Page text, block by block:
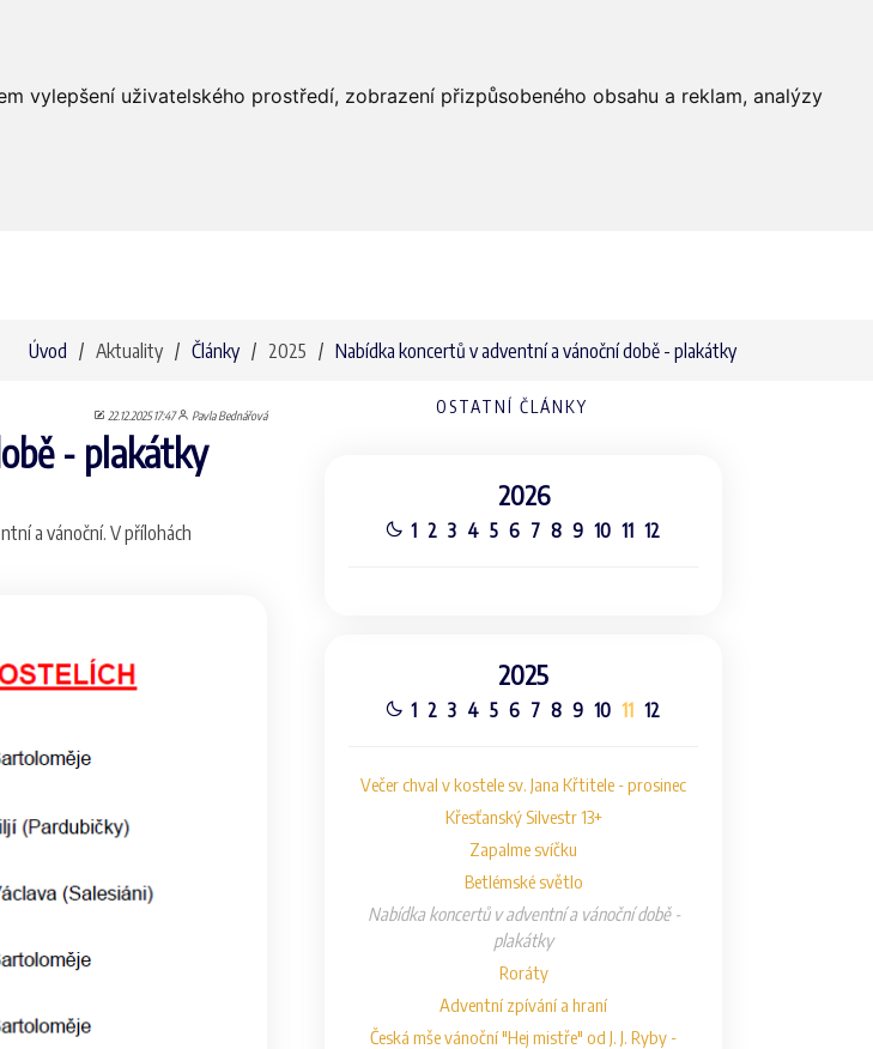
vylepšení uživatelského prostředí, zobrazení přizpůsobeného obsahu a reklam, analýzy
Úvod Aktuality Články 2025 Nabídka koncertů v adventní a vánoční době - plakátky
22.12.2025 17:47 Pavla Bednářová
- plakátky
a vánoční. V přílohách
OSTATNÍ ČLÁNKY
2026
1 2 3 4 5 6 7 8 9 10 11 12
2025
1 2 3 4 5 6 7 8 9 10 11 12
Večer chval v kostele sv. Jana Křtitele - prosinec
Křesťanský Silvestr 13+
Zapalme svíčku
Betlémské světlo
Nabídka koncertů v adventní a vánoční době -
plakátky
Roráty
Adventní zpívání a hraní
Česká mše vánoční "Hej mistře" od J. J. Ryby -